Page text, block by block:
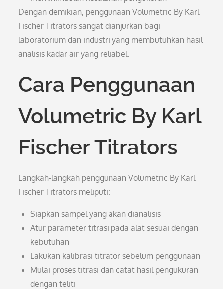
Dengan demikian, penggunaan Volumetric By Karl
Fischer Titrators sangat dianjurkan bagi
laboratorium dan industri yang membutuhkan hasil
analisis kadar air yang reliabel.
Cara Penggunaan
Volumetric By Karl
Fischer Titrators
Langkah-langkah penggunaan Volumetric By Karl
Fischer Titrators meliputi:
Siapkan sampel yang akan dianalisis
Atur parameter titrasi pada alat sesuai dengan
kebutuhan
Lakukan kalibrasi titrator sebelum penggunaan
Mulai proses titrasi dan catat hasil pengukuran
dengan teliti